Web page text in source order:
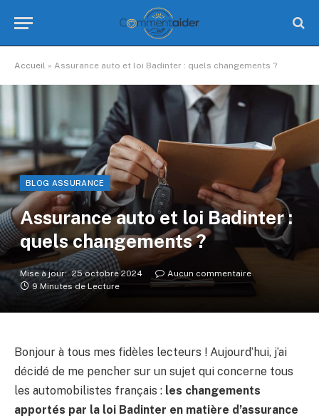
Accueil » Assurance auto et loi Badinter : quels changements ?
BLOG ASSURANCE
Assurance auto et loi Badinter :
quels changements ?
Mise à jour: 25 octobre 2024
Aucun commentaire
9 Minutes de Lecture
Bonjour à tous mes fidèles lecteurs ! Aujourd’hui, j’ai
décidé de me pencher sur un sujet qui concerne tous
les automobilistes français : les changements
apportés par la loi Badinter en matière d’assurance